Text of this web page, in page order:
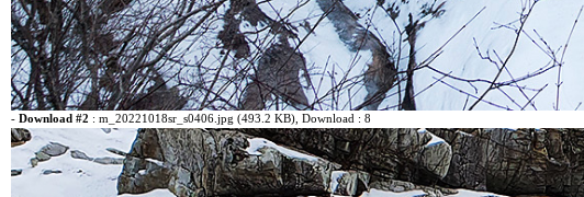
- Download #2 : m_20221018sr_s0406.jpg (493.2 KB) , Download : 8